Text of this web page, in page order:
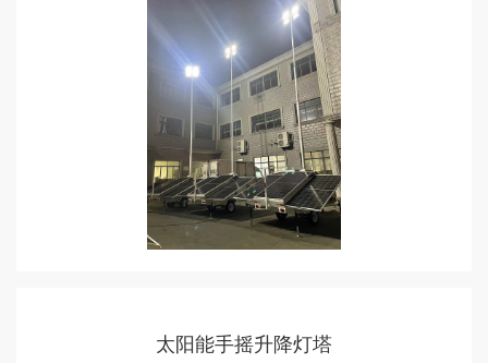
太阳能手摇升降灯塔